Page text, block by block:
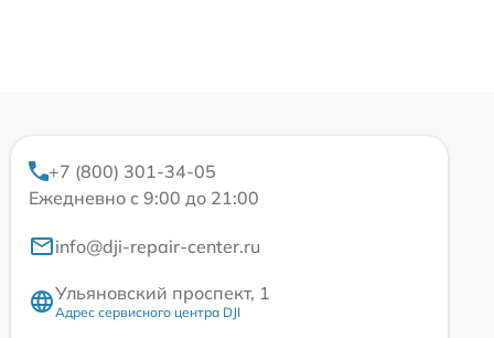
+7 (800) 301-34-05
Ежедневно с 9:00 до 21:00
info@dji-repair-center.ru
Ульяновский проспект, 1
Адрес сервисного центра DJI